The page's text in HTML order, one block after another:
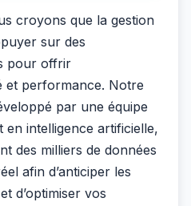
croyons que la gestion
sur des
pour offrir
et performance. Notre
par une équipe
en intelligence artificielle,
des milliers de données
afin d’anticiper les
d’optimiser vos